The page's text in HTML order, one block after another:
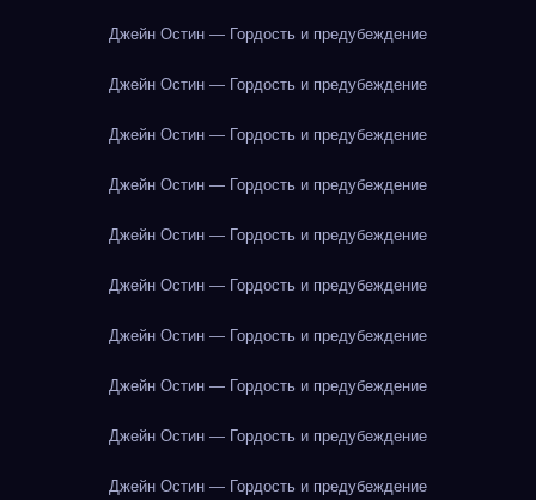
Джейн Остин — Гордость и предубеждение
Джейн Остин — Гордость и предубеждение
Джейн Остин — Гордость и предубеждение
Джейн Остин — Гордость и предубеждение
Джейн Остин — Гордость и предубеждение
Джейн Остин — Гордость и предубеждение
Джейн Остин — Гордость и предубеждение
Джейн Остин — Гордость и предубеждение
Джейн Остин — Гордость и предубеждение
Джейн Остин — Гордость и предубеждение